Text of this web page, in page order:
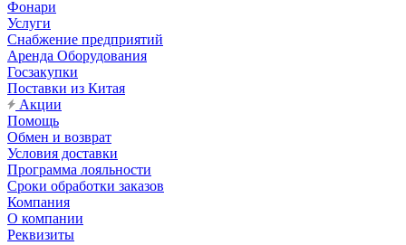
Фонари
Услуги
Снабжение предприятий
Аренда Оборудования
Госзакупки
Поставки из Китая
Акции
Помощь
Обмен и возврат
Условия доставки
Программа лояльности
Сроки обработки заказов
Компания
О компании
Реквизиты